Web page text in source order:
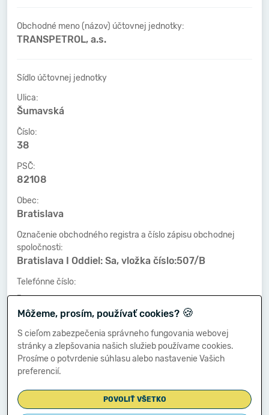
Obchodné meno (názov) účtovnej jednotky:
TRANSPETROL, a.s.
Sídlo účtovnej jednotky
Ulica:
Šumavská
Číslo:
38
PSČ:
82108
Obec:
Bratislava
Označenie obchodného registra a číslo zápisu obchodnej
spoločnosti:
Bratislava I Oddiel: Sa, vložka číslo:507/B
Telefónne číslo:
-
Faxové číslo:
-
E-mailová adresa:
-
Zostavená dňa:
Môžeme, prosím, používať cookies? 🍪
S cieľom zabezpečenia správneho fungovania webovej
stránky a zlepšovania našich služieb používame cookies.
Prosíme o potvrdenie súhlasu alebo nastavenie Vašich
preferencií.
POVOLIŤ VŠETKO